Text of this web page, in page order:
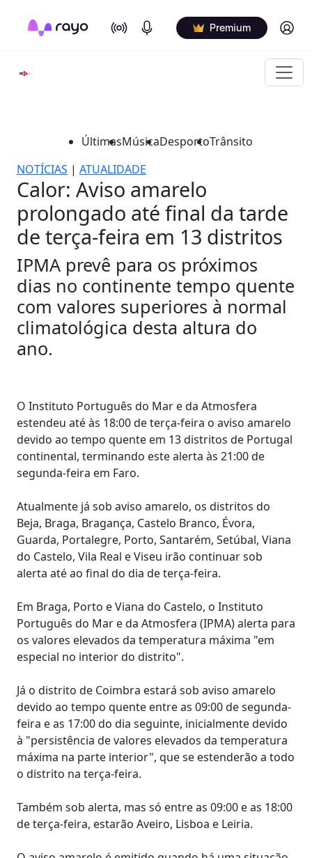
On Air Podcasts Premium Log in
ÚltimasMúsicaDesportoTrânsito
NOTÍCIAS | ATUALIDADE
Calor: Aviso amarelo
prolongado até final da tarde
de terça-feira em 13 distritos
IPMA prevê para os próximos
dias no continente tempo quente
com valores superiores à normal
climatológica desta altura do
ano.
O Instituto Português do Mar e da Atmosfera
estendeu até às 18:00 de terça-feira o aviso amarelo
devido ao tempo quente em 13 distritos de Portugal
continental, terminando este alerta às 21:00 de
segunda-feira em Faro.
Atualmente já sob aviso amarelo, os distritos do
Beja, Braga, Bragança, Castelo Branco, Évora,
Guarda, Portalegre, Porto, Santarém, Setúbal, Viana
do Castelo, Vila Real e Viseu irão continuar sob
alerta até ao final do dia de terça-feira.
Em Braga, Porto e Viana do Castelo, o Instituto
Português do Mar e da Atmosfera (IPMA) alerta para
os valores elevados da temperatura máxima "em
especial no interior do distrito".
Já o distrito de Coimbra estará sob aviso amarelo
devido ao tempo quente entre as 09:00 de segunda-
feira e as 17:00 do dia seguinte, inicialmente devido
à "persistência de valores elevados da temperatura
máxima na parte interior", que se estenderão a todo
o distrito na terça-feira.
Também sob alerta, mas só entre as 09:00 e as 18:00
de terça-feira, estarão Aveiro, Lisboa e Leiria.